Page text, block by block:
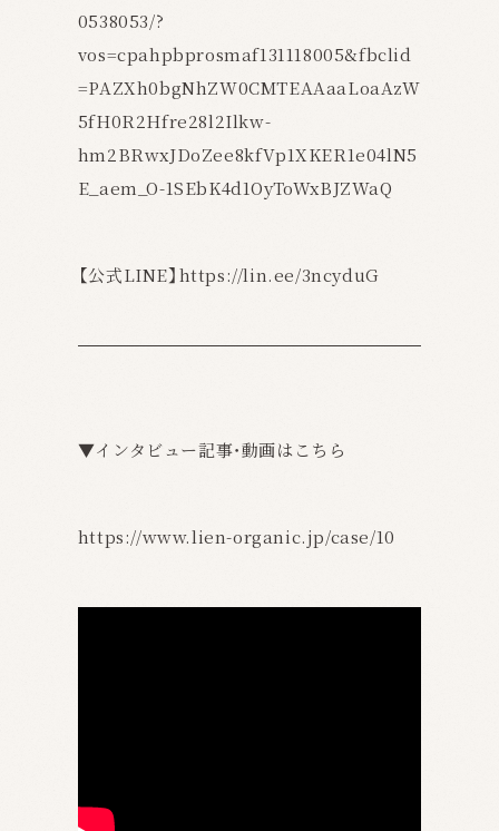
0538053/?
vos=cpahpbprosmaf131118005&fbclid
=PAZXh0bgNhZW0CMTEAAaaLoaAzW
5fH0R2Hfre28l2Ilkw-
hm2BRwxJDoZee8kfVp1XKER1e04lN5
E_aem_O-1SEbK4d1OyToWxBJZWaQ
【公式LINE】https://lin.ee/3ncyduG
▼インタビュー記事・動画はこちら
https://www.lien-organic.jp/case/10